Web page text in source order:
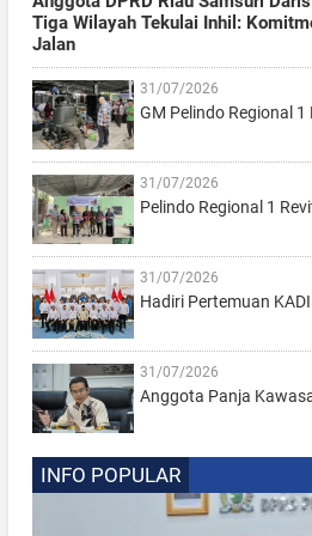
Tiga Wilayah Tekulai Inhil:
Jalan
31/07/2026
GM Pelindo Regional
31/07/2026
Pelindo Regional 1
31/07/2026
Hadiri Pertemuan
31/07/2026
Anggota Panja
INFO POPULAR